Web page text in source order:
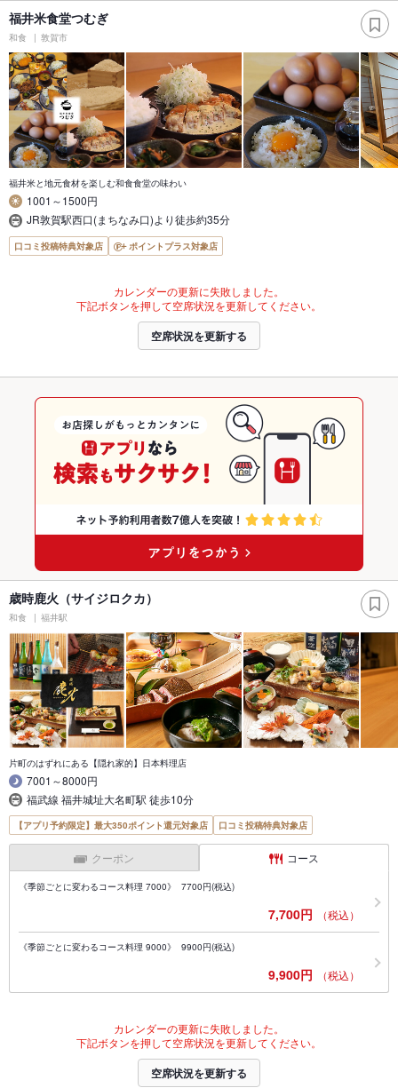
福井米食堂つむぎ
和食 敦賀市
福井米と地元食材を楽しむ和食食堂の味わい
1001～1500円
JR敦賀駅西口(まちなみ口)より徒歩約35分
口コミ投稿特典対象店 ポイントプラス対象店
カレンダーの更新に失敗しました。
下記ボタンを押して空席状況を更新してください。
空席状況を更新する
歳時鹿火（サイジロクカ）
和食 福井駅
片町のはずれにある【隠れ家的】日本料理店
7001～8000円
福武線 福井城址大名町駅 徒歩10分
【アプリ予約限定】最大350ポイント還元対象店 口コミ投稿特典対象店
クーポン コース
《季節ごとに変わるコース料理 7000》 7700円(税込)
7,700円 （税込）
《季節ごとに変わるコース料理 9000》 9900円(税込)
9,900円 （税込）
カレンダーの更新に失敗しました。
下記ボタンを押して空席状況を更新してください。
空席状況を更新する